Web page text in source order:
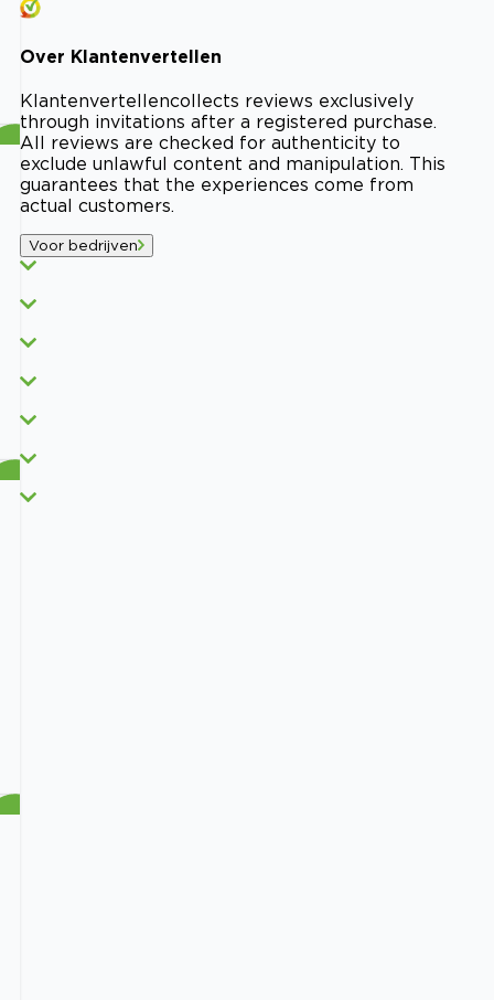
Over Klantenvertellen
Klantenvertellencollects reviews exclusively
through invitations after a registered purchase.
All reviews are checked for authenticity to
exclude unlawful content and manipulation. This
guarantees that the experiences come from
actual customers.
Voor bedrijven